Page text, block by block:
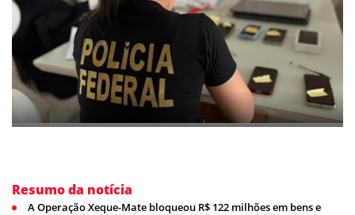
Resumo da notícia
A Operação Xeque-Mate bloqueou R$ 122 milhões em bens e